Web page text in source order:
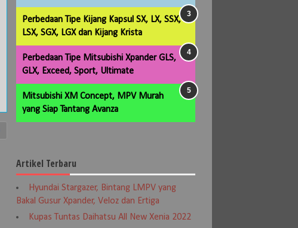
Perbedaan Tipe Kijang Kapsul SX, LX, SSX,
LSX, SGX, LGX dan Kijang Krista
Perbedaan Tipe Mitsubishi Xpander GLS,
GLX, Exceed, Sport, Ultimate
Mitsubishi XM Concept, MPV Murah
yang Siap Tantang Avanza
Artikel Terbaru
Hyundai Stargazer, Bintang LMPV yang
Bakal Gusur Xpander, Veloz dan Ertiga
Kupas Tuntas Daihatsu All New Xenia 2022